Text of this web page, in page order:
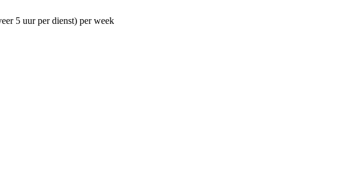
5 uur per dienst) per week